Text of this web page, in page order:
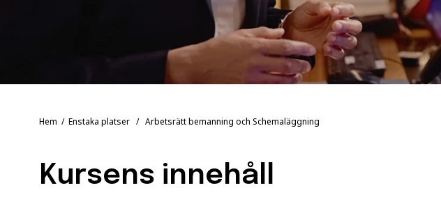
Hem / Enstaka platser / Arbetsrätt bemanning och Schemaläggning
Kursens innehåll